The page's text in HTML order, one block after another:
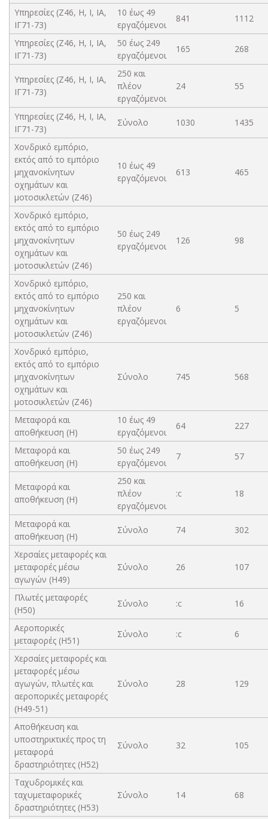
Υπηρεσίες (Ζ46, Η, Ι, ΙΑ,
ΙΓ71-73)
10 έως 49
εργαζόμενοι
841 1112
Υπηρεσίες (Ζ46, Η, Ι, ΙΑ,
ΙΓ71-73)
50 έως 249
εργαζόμενοι
165 268
Υπηρεσίες (Ζ46, Η, Ι, ΙΑ,
ΙΓ71-73)
250 και
πλέον
εργαζόμενοι
24 55
Υπηρεσίες (Ζ46, Η, Ι, ΙΑ,
ΙΓ71-73)
Σύνολο 1030 1435
Χονδρικό εμπόριο,
εκτός από το εμπόριο
μηχανοκίνητων
οχημάτων και
μοτοσικλετών (Ζ46)
10 έως 49
εργαζόμενοι
613 465
Χονδρικό εμπόριο,
εκτός από το εμπόριο
μηχανοκίνητων
οχημάτων και
μοτοσικλετών (Ζ46)
50 έως 249
εργαζόμενοι
126 98
Χονδρικό εμπόριο,
εκτός από το εμπόριο
μηχανοκίνητων
οχημάτων και
μοτοσικλετών (Ζ46)
250 και
πλέον
εργαζόμενοι
6 5
Χονδρικό εμπόριο,
εκτός από το εμπόριο
μηχανοκίνητων
οχημάτων και
μοτοσικλετών (Ζ46)
Σύνολο 745 568
Μεταφορά και
αποθήκευση (Η)
10 έως 49
εργαζόμενοι
64 227
Μεταφορά και
αποθήκευση (Η)
50 έως 249
εργαζόμενοι
7 57
Μεταφορά και
αποθήκευση (Η)
250 και
πλέον
εργαζόμενοι
:c 18
Μεταφορά και
αποθήκευση (Η)
Σύνολο 74 302
Χερσαίες μεταφορές και
μεταφορές μέσω
αγωγών (H49)
Σύνολο 26 107
Πλωτές μεταφορές
(H50)
Σύνολο :c 16
Αεροπορικές
μεταφορές (H51)
Σύνολο :c 6
Χερσαίες μεταφορές και
μεταφορές μέσω
αγωγών, πλωτές και
αεροπορικές μεταφορές
(Η49-51)
Σύνολο 28 129
Αποθήκευση και
υποστηρικτικές προς τη
μεταφορά
δραστηριότητες (H52)
Σύνολο 32 105
Ταχυδρομικές και
ταχυμεταφορικές
δραστηριότητες (H53)
Σύνολο 14 68